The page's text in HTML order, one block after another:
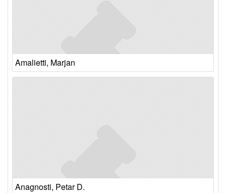
Amalietti, Marjan
Anagnosti, Petar D.